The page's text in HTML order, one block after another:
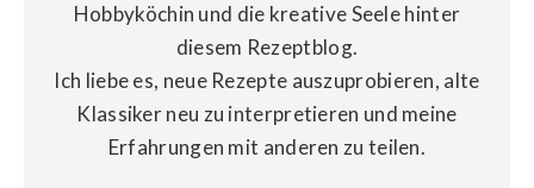
Hobbyköchin und die kreative Seele hinter
diesem Rezeptblog.
Ich liebe es, neue Rezepte auszuprobieren, alte
Klassiker neu zu interpretieren und meine
Erfahrungen mit anderen zu teilen.